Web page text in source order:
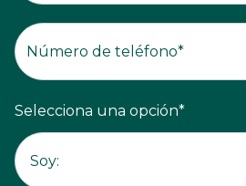
Selecciona una opción*